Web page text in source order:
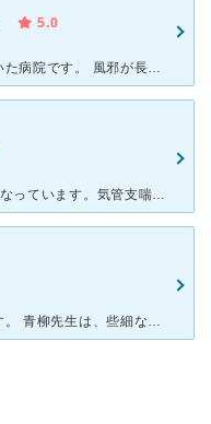
5.0
川口市に住んでいた際によく利用していた病院です。 風邪が長引いてしまい、咳がなかなか止まらず、いくつか病院を変えてみたものの、良くならなかったので、友人に勧められ訪問しました。 こちらにお世話
8年前川口に住んでいた頃からお世話になっています。気管支喘息になるたびに駆け込んでいました。 引っ越してからは近くの耳鼻科に行っていましたが、 風邪で喉が腫れているのに、大した事ないと誤診され翌日
昨年末から何度かお世話になっています。 青柳先生は、些細なことでも親切丁寧に診察してくださるので、いつも安心できます。 （こちらの病院にお世話になる前に他の耳鼻科を受診しましたが、とても素っ気ない